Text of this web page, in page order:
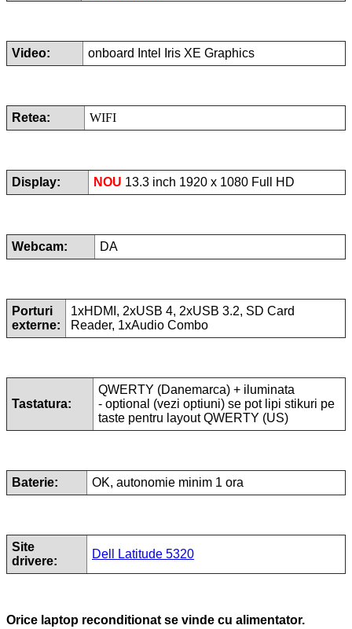
Video: onboard Intel Iris XE Graphics
Retea: WIFI
Display: NOU 13.3 inch 1920 x 1080 Full HD
Webcam: DA
Porturi
externe:
1xHDMI, 2xUSB 4, 2xUSB 3.2, SD Card
Reader, 1xAudio Combo
Tastatura:
QWERTY (Danemarca) + iluminata
- optional (vezi optiuni) se pot lipi stikuri pe
taste pentru layout QWERTY (US)
Baterie: OK, autonomie minim 1 ora
Site
drivere:
Dell Latitude 5320
Orice laptop reconditionat se vinde cu alimentator.